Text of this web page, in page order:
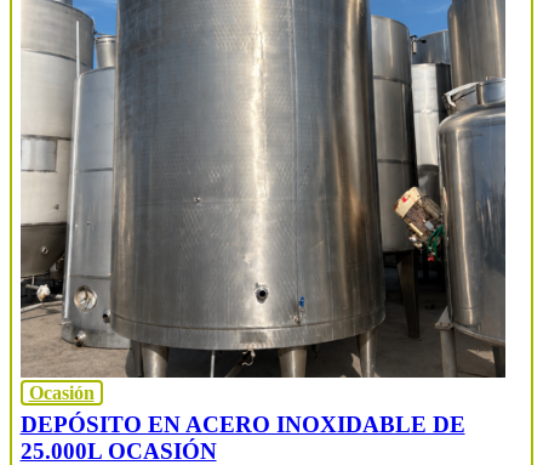
Ocasión
DEPÓSITO EN ACERO INOXIDABLE DE
25.000L OCASIÓN